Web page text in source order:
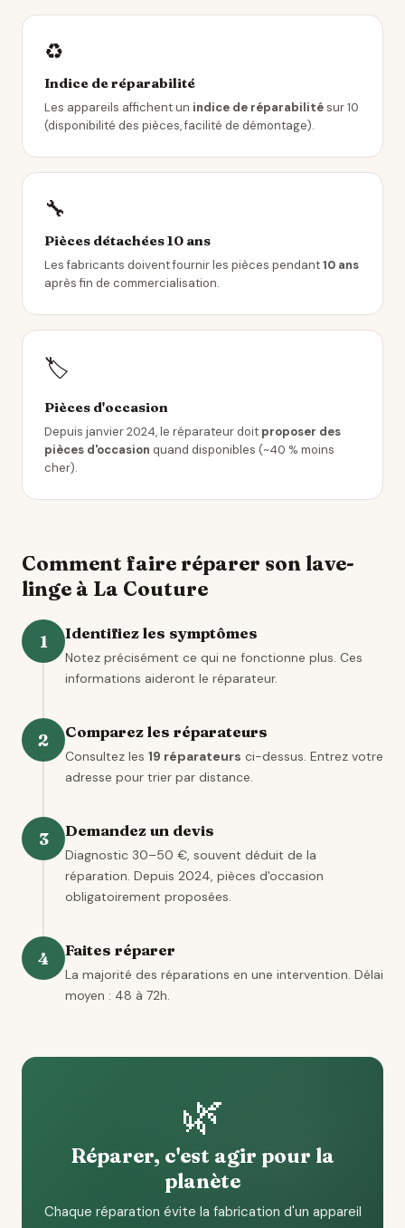
♻️
Indice de réparabilité
Les appareils affichent un indice de réparabilitésur 10
(disponibilité des pièces, facilité de démontage).
🔧
Pièces détachées 10 ans
Les fabricants doivent fournir les pièces pendant10 ans
après fin de commercialisation.
🏷️
Pièces d'occasion
Depuis janvier 2024, le réparateur doit proposer des
pièces d'occasion quand disponibles (~40 % moins
cher).
Comment faire réparer son lave-
linge à La Couture
1 Identifiez les symptômes
Notez précisément ce qui ne fonctionne plus. Ces
informations aideront le réparateur.
2 Comparez les réparateurs
Consultez les 19 réparateurs ci-dessus. Entrez votre
adresse pour trier par distance.
3 Demandez un devis
Diagnostic 30–50 €, souvent déduit de la
réparation. Depuis 2024, pièces d'occasion
obligatoirement proposées.
4 Faites réparer
La majorité des réparations en une intervention. Délai
moyen : 48 à 72h.
🌿
Réparer, c'est agir pour la
planète
Chaque réparation évite la fabrication d'un appareil